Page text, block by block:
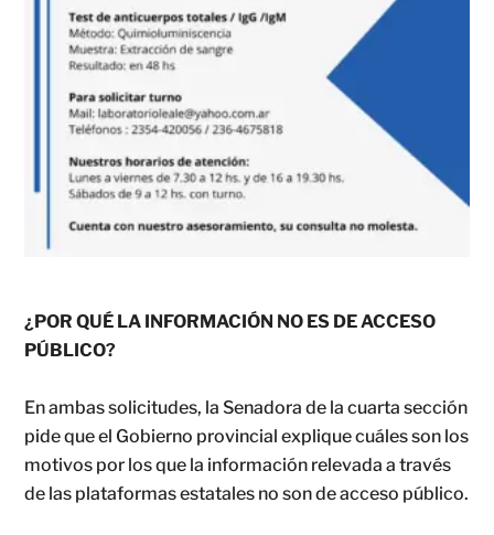
¿POR QUÉ LA INFORMACIÓN NO ES DE ACCESO
PÚBLICO?
En ambas solicitudes, la Senadora de la cuarta sección
pide que el Gobierno provincial explique cuáles son los
motivos por los que la información relevada a través
de las plataformas estatales no son de acceso público.